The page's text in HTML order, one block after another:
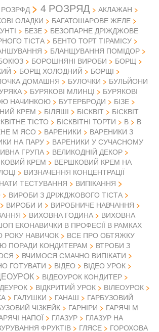
РОЗРФД 4 РОЗРЯД
АКЛАЖАН
ОЛАДКИ
БАГАТОШАРОВЕ ЖЕЛЕ
БЕЗЕ
БЕЗОПАРНЕ ДРІЖДЖОВЕ
ТІСТА
БЕНТО ТОРТ ТІРАМІСУ
БЛАНЩУВАННЯ ПОМІДОР
БОРОШНЯНІ ВИРОБИ
БОРЩ
БОРЩ ХОЛОДНИЙ
БОРЩІ
ДОМАШНЯ БУЛОЧКИ
БУЛЬЙОНИ
БУРЯКОВІ МЛИНЦІ
БУРЯКОВІ
НАЧИНКОЮ
БУТЕРБРОДИ
БІЗЕ
КРЕМ
БІЛЯШІ БІСКВІТ
БІСКВІТ
ТІСТО БІСКВІТНІ ТОРТИ В
В
М ЯСО ВАРЕНИКИ
ВАРЕНИКИ З
НА ПАРУ
ВАРЕНИКИ У СУЧАСНОМУ
ГРУПА
ВЕЛИКОДНІЙ ДЕКОР
КРЕМ
ВЕРШКОВИЙ КРЕМ НА
ВИЗНАЧЕННЯ КОНЦЕНТРАЦІЇ
ТЕСТУВАННЯ ВИПІКАННЯ
ВИРОБИ З ДРІЖДЖОВОГО ТІСТА
ВИРОБИ И
ВИРОБНИЧЕ НАВЧАННЯ
ВИХОВНА ГОДИНА
ВИХОВНА
ЕКОНАВИЧКИ В ПРОФЕСІЇ В РАМКАХ
РОКУ НАВИЧОК
ВСЕ ПРО ОБТЯЖКУ
ПОРАДИ КОНДИТЕРАМ
ВТРОБИ З
ВЧИМОСЯ СМАЧНО ВИПІКАТИ
ГОТУВАТИ
ВІДЕО
ВІДЕО УРОК
ВІДЕОУРОК КОНДИТЕР
ВІДКРИТИЙ УРОК
ВІЛЕОУРОК
ГАЛУШКИ ГАНАШ
ГАРБУЗОВИЙ
ЧІЗКЕЙК ГАРНІРИ
ГАРЯЧІ М
НАПОЇ ГЛАЗУР
ГЛАЗУР НА
ФРУКТІВ ГЛЯСЕ
ГОРОХОВА